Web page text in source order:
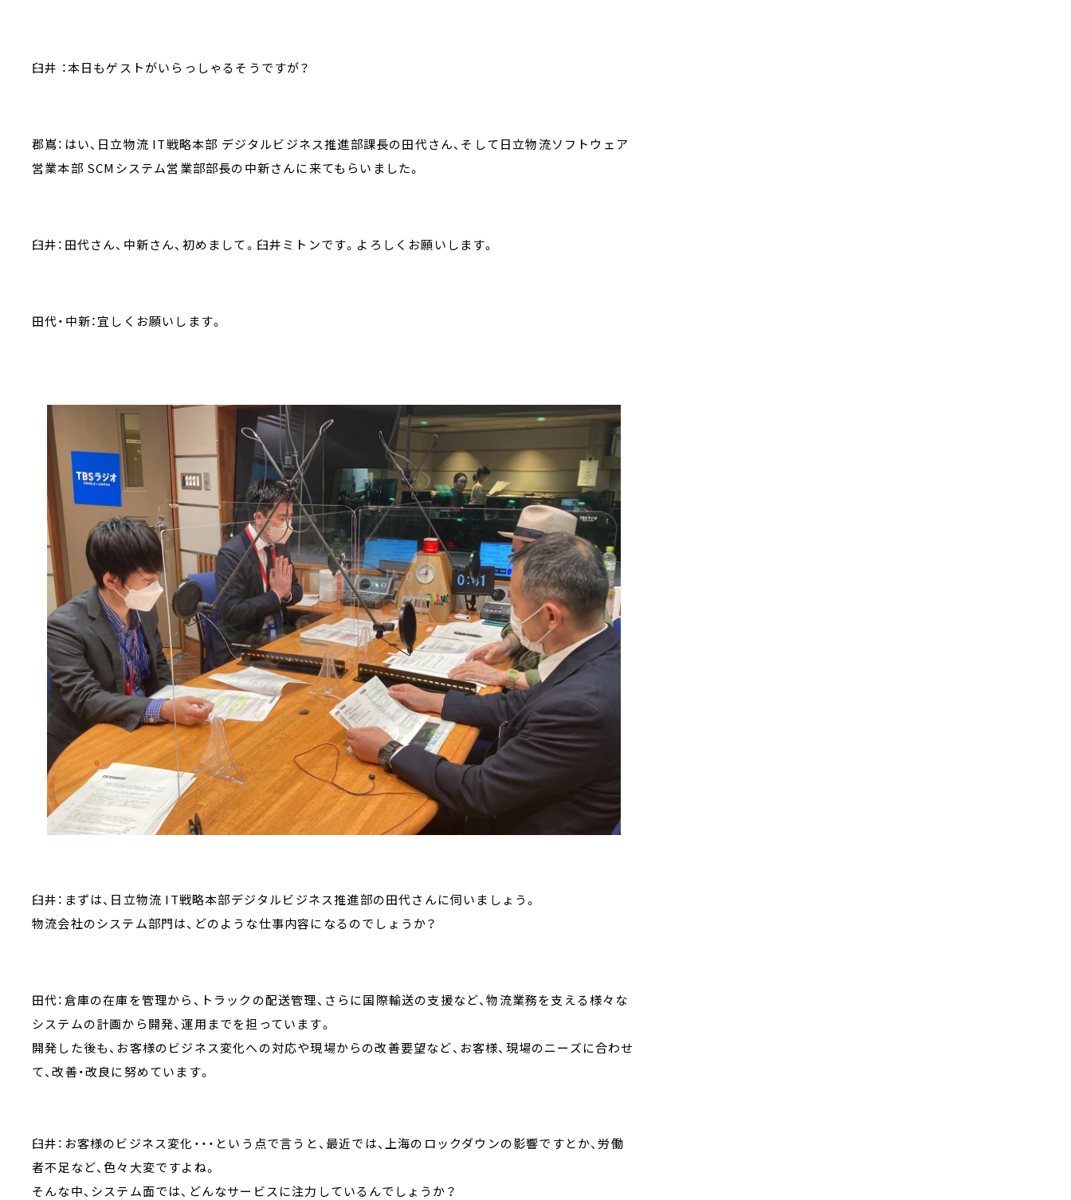
臼井 ：本日もゲストがいらっしゃるそうですが？
郡嶌：はい、日立物流 IT戦略本部 デジタルビジネス推進部課長の田代さん、そして日立物流ソフトウェア
営業本部 SCMシステム営業部部長の中新さんに来てもらいました。
臼井：田代さん、中新さん、初めまして。臼井ミトンです。よろしくお願いします。
田代・中新：宜しくお願いします。
臼井：まずは、日立物流 IT戦略本部デジタルビジネス推進部の田代さんに伺いましょう。
物流会社のシステム部門は、どのような仕事内容になるのでしょうか？
田代：倉庫の在庫を管理から、トラックの配送管理、さらに国際輸送の支援など、物流業務を支える様々な
システムの計画から開発、運用までを担っています。
開発した後も、お客様のビジネス変化への対応や現場からの改善要望など、お客様、現場のニーズに合わせ
て、改善・改良に努めています。
臼井：お客様のビジネス変化・・・という点で言うと、最近では、上海のロックダウンの影響ですとか、労働
者不足など、色々大変ですよね。
そんな中、システム面では、どんなサービスに注力しているんでしょうか？